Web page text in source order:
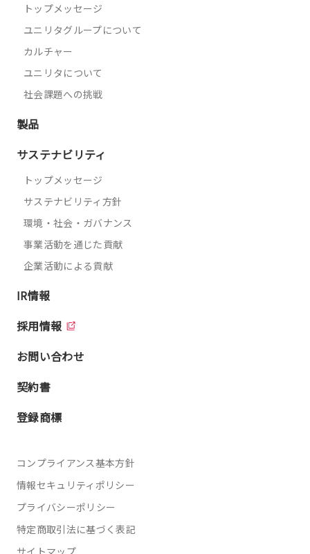
トップメッセージ
ユニリタグループについて
カルチャー
ユニリタについて
社会課題への挑戦
製品
サステナビリティ
トップメッセージ
サステナビリティ方針
環境・社会・ガバナンス
事業活動を通じた貢献
企業活動による貢献
IR情報
採用情報
お問い合わせ
契約書
登録商標
コンプライアンス基本方針
情報セキュリティポリシー
プライバシーポリシー
特定商取引法に基づく表記
サイトマップ